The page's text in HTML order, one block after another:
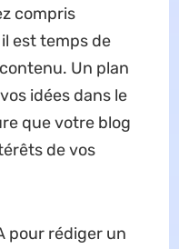
compris
est temps de
Un plan
idées dans le
que votre blog
de vos
pour rédiger un